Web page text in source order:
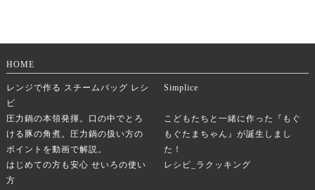
HOME
レンジで作る スチームバッグ レシ
ピ
Simplice
圧力鍋の本領発揮。口の中でとろ
ける豚の角煮。圧力鍋の扱い方の
ポイントを動画で解説。
こどもたちと一緒に作った『もぐ
もぐたまちゃん』が誕生しまし
た！
はじめての方も安心 せいろの使い
方
レシピ_ラクッキング